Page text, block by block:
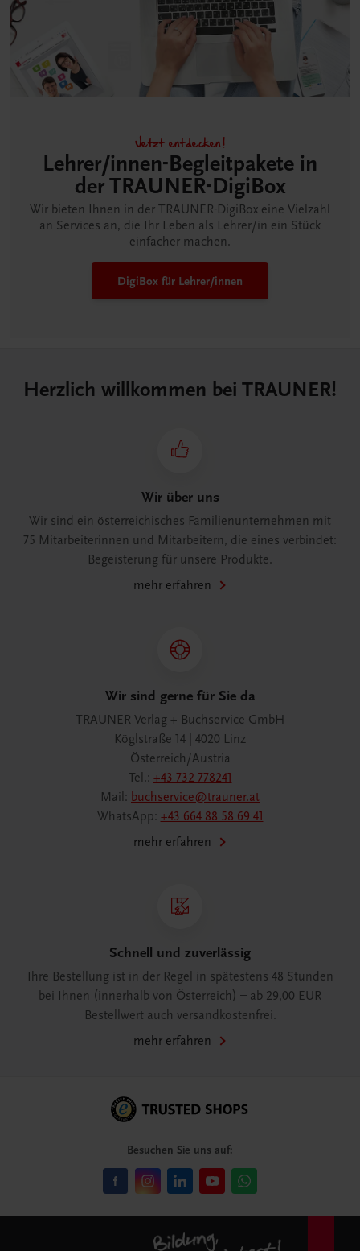
Jetzt entdecken!
Lehrer/innen-Begleitpakete in
der TRAUNER-DigiBox
Wir bieten Ihnen in der TRAUNER-DigiBox eine Vielzahl
an Services an, die Ihr Leben als Lehrer/in ein Stück
einfacher machen.
DigiBox für Lehrer/innen
Herzlich willkommen bei TRAUNER!
Wir über uns
Wir sind ein österreichisches Familienunternehmen mit
75 Mitarbeiterinnen und Mitarbeitern, die eines verbindet:
Begeisterung für unsere Produkte.
mehr erfahren
Wir sind gerne für Sie da
TRAUNER Verlag + Buchservice GmbH
Köglstraße 14 | 4020 Linz
Österreich/Austria
Tel.: +43 732 778241
Mail: buchservice@trauner.at
WhatsApp: +43 664 88 58 69 41
mehr erfahren
Schnell und zuverlässig
Ihre Bestellung ist in der Regel in spätestens 48 Stunden
bei Ihnen (innerhalb von Österreich) – ab 29,00 EUR
Bestellwert auch versandkostenfrei.
mehr erfahren
Besuchen Sie uns auf: